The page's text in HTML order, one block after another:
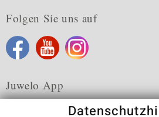
Folgen Sie uns auf
Juwelo App